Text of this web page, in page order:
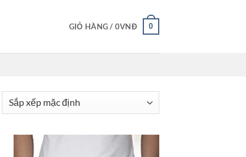
GIỎ HÀNG / 0VNĐ 0